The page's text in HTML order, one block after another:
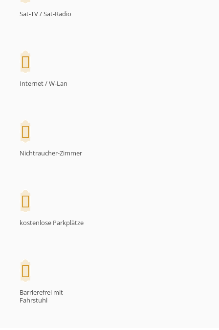
Sat-TV / Sat-Radio
Internet / W-Lan
Nichtraucher-Zimmer
kostenlose Parkplätze
Barrierefrei mit
Fahrstuhl